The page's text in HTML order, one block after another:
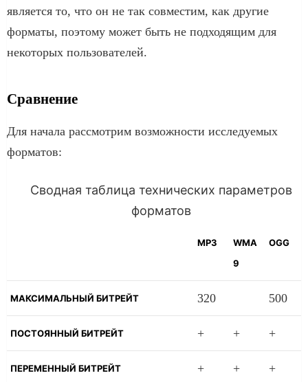
является то, что он не так совместим, как другие
форматы, поэтому может быть не подходящим для
некоторых пользователей.
Сравнение
Для начала рассмотрим возможности исследуемых
форматов:
Сводная таблица технических параметров
форматов
MP3
WMA
9
OGG
МАКСИМАЛЬНЫЙ БИТРЕЙТ 320 500
ПОСТОЯННЫЙ БИТРЕЙТ + + +
ПЕРЕМЕННЫЙ БИТРЕЙТ + + +